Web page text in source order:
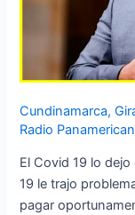
Cundinamarca,
Radio
El Covid 19 lo
19 le trajo
pagar